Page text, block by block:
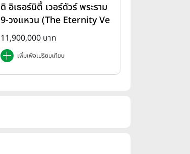
ดิ อิเธอร์นิตี้ เวอร์ดัวร์ พระราม
9-วงแหวน (The Eternity Ve
rdure Rama 9-Wongwae
n)
11,900,000 บาท
เพิ่มเพื่อเปรียบเทียบ